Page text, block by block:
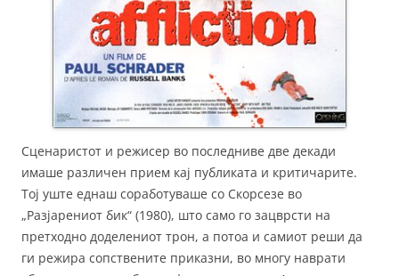
Сценаристот и режисер во последниве две декади
имаше различен прием кај публиката и критичарите.
Тој уште еднаш соработуваше со Скорсезе во
„Разјарениот бик“ (1980), што само го зацврсти на
претходно доделениот трон, а потоа и самиот реши да
ги режира сопствените приказни, во многу наврати